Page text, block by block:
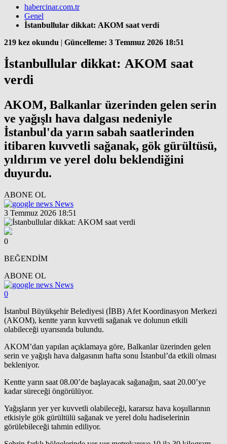
habercinar.com.tr
Genel
İstanbullular dikkat: AKOM saat verdi
219 kez okundu | Güncelleme: 3 Temmuz 2026 18:51
İstanbullular dikkat: AKOM saat
verdi
AKOM, Balkanlar üzerinden gelen serin
ve yağışlı hava dalgası nedeniyle
İstanbul'da yarın sabah saatlerinden
itibaren kuvvetli sağanak, gök gürültüsü,
yıldırım ve yerel dolu beklendiğini
duyurdu.
ABONE OL
News
3 Temmuz 2026 18:51
0
BEĞENDİM
ABONE OL
News
0
İstanbul Büyükşehir Belediyesi (İBB) Afet Koordinasyon Merkezi
(AKOM), kentte yarın kuvvetli sağanak ve dolunun etkili
olabileceği uyarısında bulundu.
AKOM’dan yapılan açıklamaya göre, Balkanlar üzerinden gelen
serin ve yağışlı hava dalgasının hafta sonu İstanbul’da etkili olması
bekleniyor.
Kentte yarın saat 08.00’de başlayacak sağanağın, saat 20.00’ye
kadar süreceği öngörülüyor.
Yağışların yer yer kuvvetli olabileceği, kararsız hava koşullarının
etkisiyle gök gürültülü sağanak ve yerel dolu hadiselerinin
görülebileceği tahmin ediliyor.